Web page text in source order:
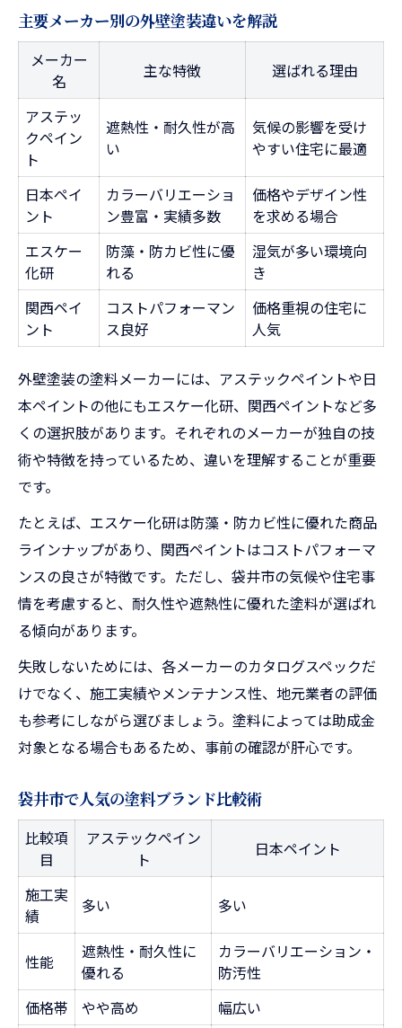
主要メーカー別の外壁塗装違いを解説
メーカー
名
主な特徴 選ばれる理由
アステッ
クペイン
ト
遮熱性・耐久性が高
い
気候の影響を受け
やすい住宅に最適
日本ペイ
ント
カラーバリエーショ
ン豊富・実績多数
価格やデザイン性
を求める場合
エスケー
化研
防藻・防カビ性に優
れる
湿気が多い環境向
き
関西ペイ
ント
コストパフォーマン
ス良好
価格重視の住宅に
人気
外壁塗装の塗料メーカーには、アステックペイントや日
本ペイントの他にもエスケー化研、関西ペイントなど多
くの選択肢があります。それぞれのメーカーが独自の技
術や特徴を持っているため、違いを理解することが重要
です。
たとえば、エスケー化研は防藻・防カビ性に優れた商品
ラインナップがあり、関西ペイントはコストパフォーマ
ンスの良さが特徴です。ただし、袋井市の気候や住宅事
情を考慮すると、耐久性や遮熱性に優れた塗料が選ばれ
る傾向があります。
失敗しないためには、各メーカーのカタログスペックだ
けでなく、施工実績やメンテナンス性、地元業者の評価
も参考にしながら選びましょう。塗料によっては助成金
対象となる場合もあるため、事前の確認が肝心です。
袋井市で人気の塗料ブランド比較術
比較項
目
アステックペイン
ト
日本ペイント
施工実
績
多い 多い
性能
遮熱性・耐久性に
優れる
カラーバリエーション・
防汚性
価格帯
やや高め 幅広い